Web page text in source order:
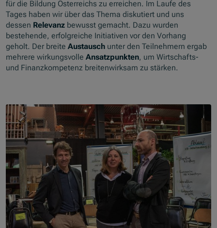
für die Bildung Österreichs zu erreichen. Im Laufe des
Tages haben wir über das Thema diskutiert und uns
dessen Relevanz bewusst gemacht. Dazu wurden
bestehende, erfolgreiche Initiativen vor den Vorhang
geholt. Der breiteAustausch unter den Teilnehmern ergab
mehrere wirkungsvolleAnsatzpunkten, um Wirtschafts-
und Finanzkompetenz breitenwirksam zu stärken.
Skip slider